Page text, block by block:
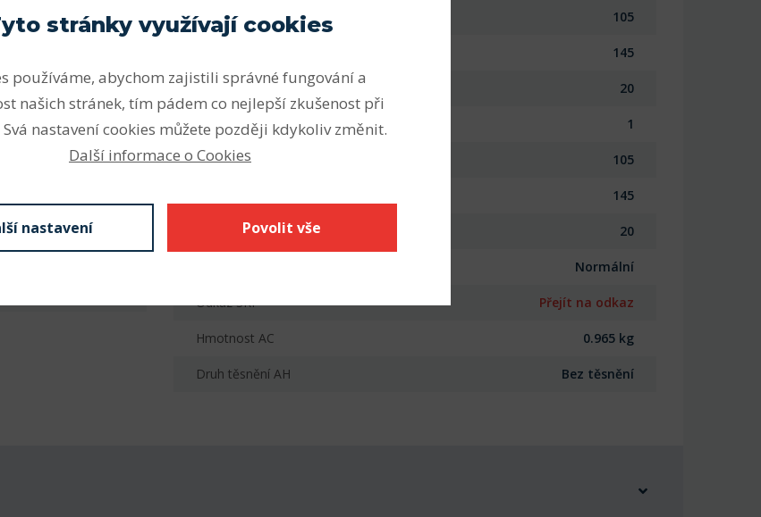
vnitřních a
směru osy ložiska.
(současně
kuličkových
úhlem.
stykového
je přenášeno
s kolmicí k ose
Vnitřní průměr (mm) 105
145
Šířka (mm) 20
Počet řad 1
Vnitřní průměr (mm) 105
145
Šířka - B (mm) F 20
Normální
Odkaz SKF Přejít na odkaz
Hmotnost AC 0.965 kg
Druh těsnění AH Bez těsnění
stránky využívají cookies
používáme, abychom zajistili správné fungování a
našich stránek, tím pádem co nejlepší zkušenost při
Svá nastavení cookies můžete později kdykoliv změnit.
Další informace o Cookies
nastavení Povolit vše